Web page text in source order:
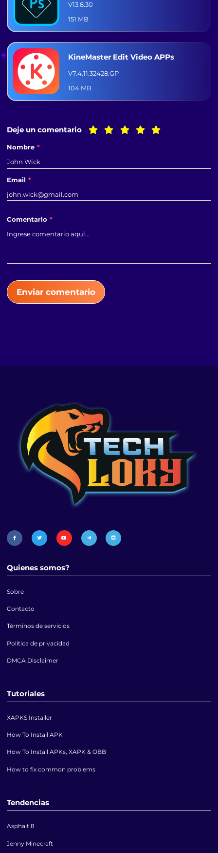
V13.8.30
151 MB
KineMaster Edit Video APPs
V7.4.11.32428.GP
104 MB
Deje un comentario
Nombre *
Email *
Comentario *
Enviar comentario
Quienes somos?
Sobre
Contacto
Términos de servicios
Política de privacidad
DMCA Disclaimer
Tutoriales
XAPKS Installer
How To Install APK
How To Install APKs, XAPK & OBB
How to fix common problems
Tendencias
Asphalt 8
Jenny Minecraft